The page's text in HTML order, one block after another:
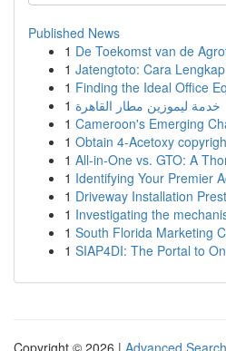
Published News
1 De Toekomst van de
1 Jatengtoto: Cara
1 Finding the Ideal Office
1 خدمة ليموزين مطار القاهرة
1 Cameroon's Emerging
1 Obtain 4-Acetoxy
1 All-in-One vs. GTO: A
1 Identifying Your Premier
1 Driveway Installation
1 Investigating the
1 South Florida Marketing
1 SIAP4DI: The Portal to
Copyright © 2026 | Advanced Search